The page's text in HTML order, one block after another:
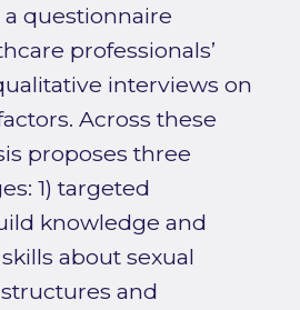
questionnaire
professionals’
interviews on
Across these
proposes three
1) targeted
knowledge and
about sexual
and